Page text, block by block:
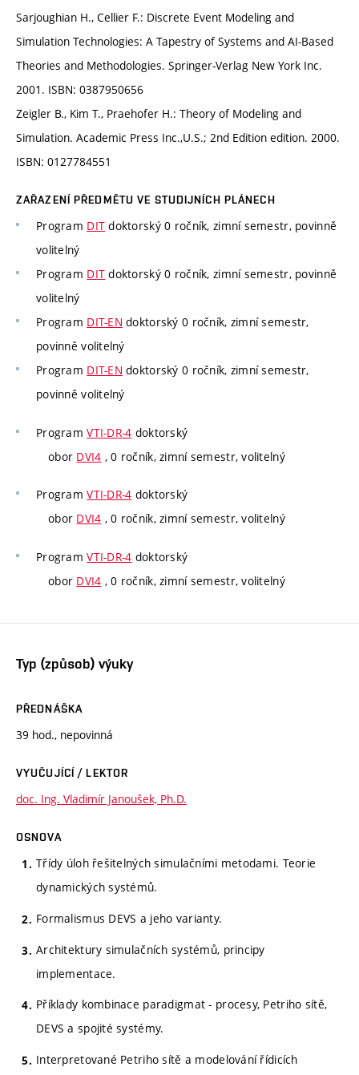
Sarjoughian H., Cellier F.: Discrete Event Modeling and
Simulation Technologies: A Tapestry of Systems and AI-Based
Theories and Methodologies. Springer-Verlag New York Inc.
2001. ISBN: 0387950656
Zeigler B., Kim T., Praehofer H.: Theory of Modeling and
Simulation. Academic Press Inc.,U.S.; 2nd Edition edition. 2000.
ISBN: 0127784551
ZAŘAZENÍ PŘEDMĚTU VE STUDIJNÍCH PLÁNECH
Program DIT doktorský 0 ročník, zimní semestr, povinně
volitelný
Program DIT doktorský 0 ročník, zimní semestr, povinně
volitelný
Program DIT-EN doktorský 0 ročník, zimní semestr,
povinně volitelný
Program DIT-EN doktorský 0 ročník, zimní semestr,
povinně volitelný
ProgramVTI-DR-4 doktorský
obor DVI4 , 0 ročník, zimní semestr, volitelný
ProgramVTI-DR-4 doktorský
obor DVI4 , 0 ročník, zimní semestr, volitelný
ProgramVTI-DR-4 doktorský
obor DVI4 , 0 ročník, zimní semestr, volitelný
Typ (způsob) výuky
PŘEDNÁŠKA
39 hod., nepovinná
VYUČUJÍCÍ / LEKTOR
doc. Ing. Vladimír Janoušek, Ph.D.
OSNOVA
Třídy úloh řešitelných simulačními metodami. Teorie
dynamických systémů.
Formalismus DEVS a jeho varianty.
Architektury simulačních systémů, principy
implementace.
Příklady kombinace paradigmat - procesy, Petriho sítě,
DEVS a spojité systémy.
Interpretované Petriho sítě a modelování řídicích